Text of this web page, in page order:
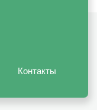
Контакты